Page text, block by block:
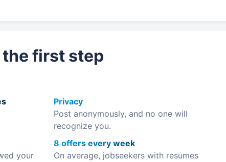
first step
Privacy
Post anonymously, and no one will
recognize you.
your
8 offers every week
On average, jobseekers with resumes